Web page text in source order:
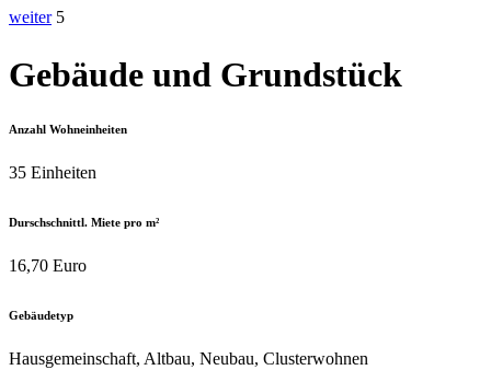
weiter 5
Gebäude und Grundstück
Anzahl Wohneinheiten
35 Einheiten
Durschschnittl. Miete pro m²
16,70 Euro
Gebäudetyp
Hausgemeinschaft, Altbau, Neubau, Clusterwohnen